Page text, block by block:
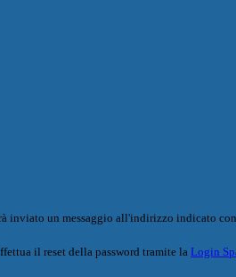
inviato un messaggio all'indirizzo indicato
il reset della password tramite la Login